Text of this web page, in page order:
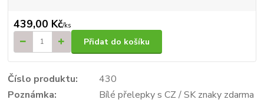
439,00 Kč/ks
Přidat do košíku
Číslo produktu:
430
Poznámka:
Bílé přelepky s CZ / SK znaky zdarma